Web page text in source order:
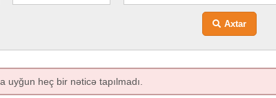
Axtar
uyğun heç bir nəticə tapılmadı.